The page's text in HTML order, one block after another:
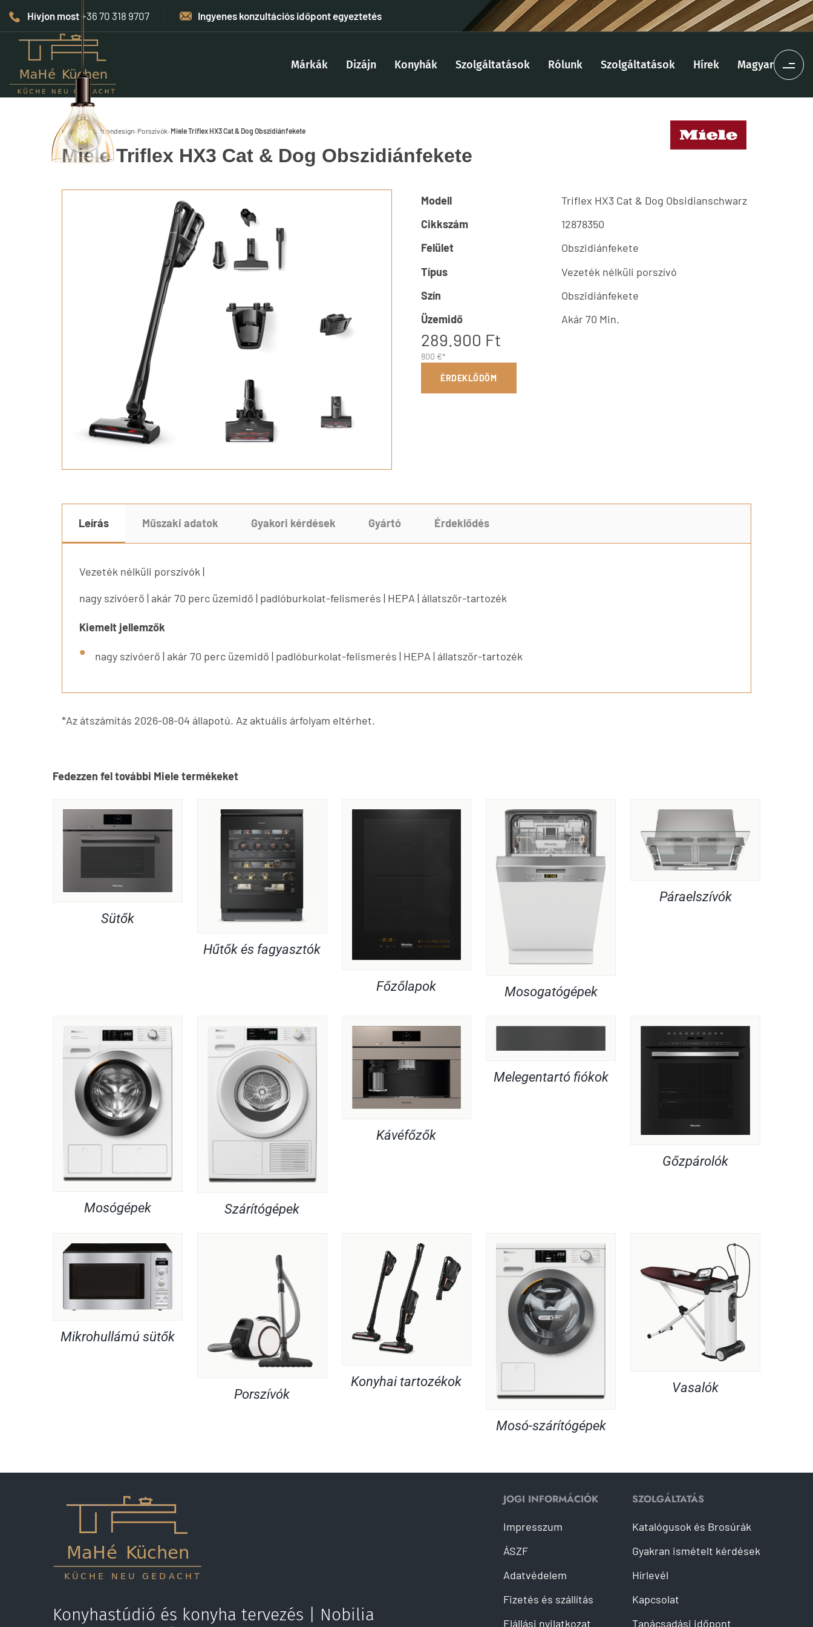
Hívjon most+36 70 318 9707 Ingyenes konzultációs időpont egyeztetés
Márkák Dizájn Konyhák Szolgáltatások Rólunk Szolgáltatások Hírek Magyar
Kezdőlap›Otthondesign› Porszívók›Miele Triflex HX3 Cat & Dog Obszidiánfekete
Miele Triflex HX3 Cat & Dog Obszidiánfekete
Modell
Triflex HX3 Cat & Dog Obsidianschwarz
Cikkszám
12878350
Felület
Obszidiánfekete
Típus
Vezeték nélküli porszívó
Szín
Obszidiánfekete
Üzemidő
Akár 70 Min.
289.900 Ft
800 €*
ÉRDEKLŐDÖM
Leírás Műszaki adatok Gyakori kérdések Gyártó Érdeklődés
Vezeték nélküli porszívók |
nagy szívóerő | akár 70 perc üzemidő | padlóburkolat-felismerés | HEPA | állatszőr-tartozék
Kiemelt jellemzők
nagy szívóerő | akár 70 perc üzemidő | padlóburkolat-felismerés | HEPA | állatszőr-tartozék
*Az átszámítás 2026-08-04 állapotú. Az aktuális árfolyam eltérhet.
Fedezzen fel további Miele termékeket
Sütők
Hűtők és fagyasztók
Főzőlapok Mosogatógépek
Páraelszívók
Mosógépek Szárítógépek
Kávéfőzők
Melegentartó fiókok
Gőzpárolók
Mikrohullámú sütők
Porszívók
Konyhai tartozékok
Mosó-szárítógépek
Vasalók
Konyhastúdió és konyha tervezés | Nobilia
JOGI INFORMÁCIÓK
Impresszum
ÁSZF
Adatvédelem
Fizetés és szállítás
Elállási nyilatkozat
SZOLGÁLTATÁS
Katalógusok és Brosúrák
Gyakran ismételt kérdések
Hírlevél
Kapcsolat
Tanácsadási időpont